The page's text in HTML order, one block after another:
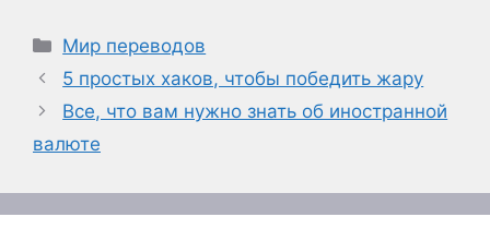
Рубрики
Мир переводов
5 простых хаков, чтобы победить жару
Все, что вам нужно знать об иностранной
валюте